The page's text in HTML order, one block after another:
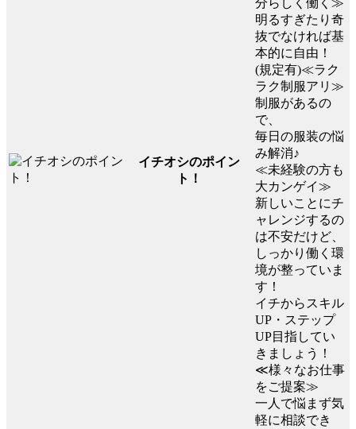
イチオシのポイン
ト！
分らしく働く≫
明るすぎたり奇
抜でなければ基
本的に自由！
(規定有)≪ラク
ラク制服アリ≫
制服があるの
で、
毎日の服装の悩
み解消♪
≪未経験の方も
大カンゲイ≫
新しいことにチ
ャレンジするの
は不安だけど、
しっかり働く環
境が整っていま
す！
イチからスキル
UP・ステップ
UP目指してい
きましょう！
≪様々なお仕事
をご提案≫
一人で悩まず気
軽に相談でき